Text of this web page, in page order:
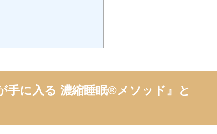
手に入る 濃縮睡眠®メソッド』と